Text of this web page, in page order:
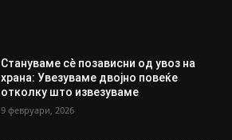
Стануваме сè позависни од увоз на
храна: Увезуваме двојно повеќе
отколку што извезуваме
9 февруари, 2026